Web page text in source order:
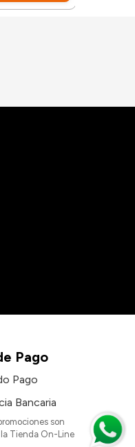
Pago
Pago
Bancaria
son
Tienda On-Line